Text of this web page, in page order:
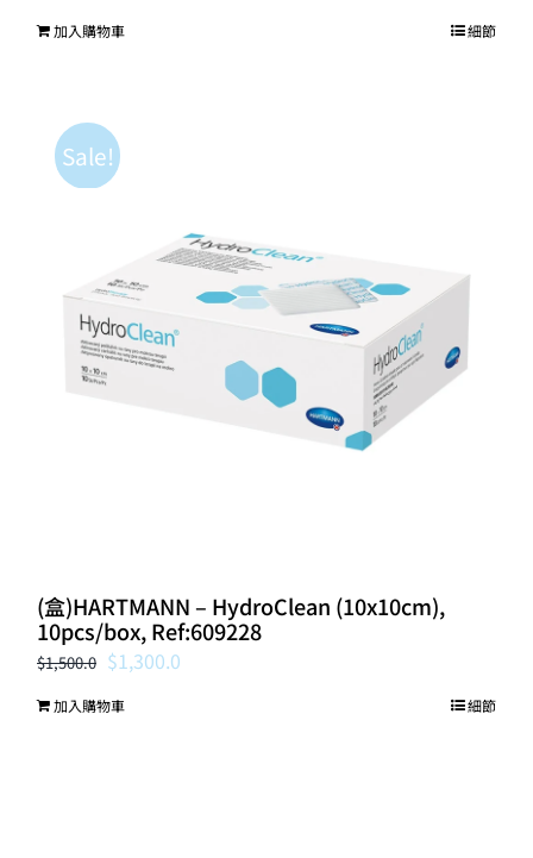
加入購物車 細節
Sale!
(盒)HARTMANN – HydroClean (10x10cm),
10pcs/box, Ref:609228
$1,500.0 Original
price
$1,300.0
加入購物車 細節